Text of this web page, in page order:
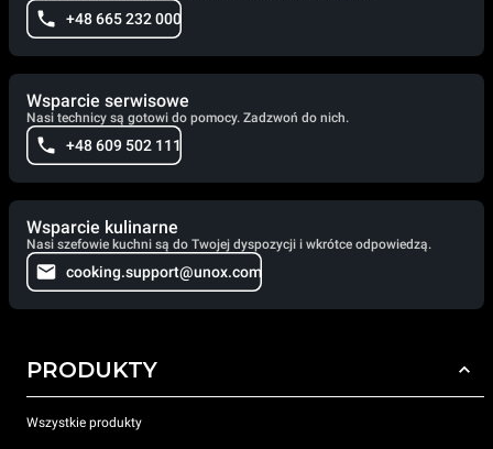
+48 665 232 000
Wsparcie serwisowe
Nasi technicy są gotowi do pomocy. Zadzwoń do nich.
+48 609 502 111
Wsparcie kulinarne
Nasi szefowie kuchni są do Twojej dyspozycji i wkrótce odpowiedzą.
cooking.support@unox.com
PRODUKTY
Wszystkie produkty